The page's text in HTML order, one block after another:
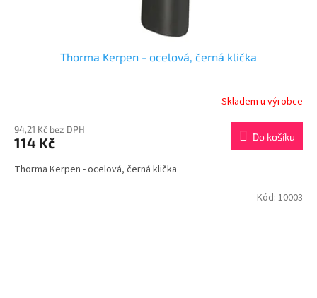
Thorma Kerpen - ocelová, černá klička
Skladem u výrobce
94,21 Kč bez DPH
114 Kč Do košíku
Thorma Kerpen - ocelová, černá klička
Kód: 10003